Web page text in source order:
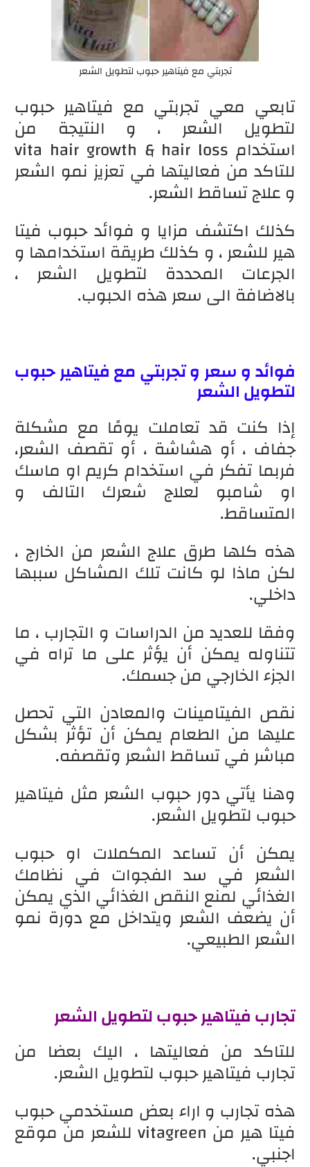
تجربتي مع فيتاهير حبوب لتطويل الشعر
تابعي معي تجربتي مع فيتاهير حبوب
لتطويل الشعر ، و النتيجة من
استخدام vita hair growth & hair loss
للتاكد من فعاليتها في تعزيز نمو الشعر
و علاج تساقط الشعر.
كذلك اكتشف مزايا و فوائد حبوب فيتا
هير للشعر ، و كذلك طريقة استخدامها و
الجرعات المحددة لتطويل الشعر ،
بالاضافة الى سعر هذه الحبوب.
فوائد و سعر وتجربتي مع فيتاهير حبوب
لتطويل الشعر
إذا كنت قد تعاملت يومًا مع مشكلة
جفاف ، أو هشاشة ، أو تقصف الشعر،
فربما تفكر في استخدام كريم او ماسك
او شامبو لعلاج شعرك التالف و
المتساقط.
هذه كلها طرق علاج الشعر من الخارج ،
لكن ماذا لو كانت تلك المشاكل سببها
داخلي.
وفقا للعديد من الدراسات و التجارب ، ما
تتناوله يمكن أن يؤثر على ما تراه في
الجزء الخارجي من جسمك.
نقص الفيتامينات والمعادن التي تحصل
عليها من الطعام يمكن أن تؤثر بشكل
مباشر في تساقط الشعر وتقصفه.
وهنا يأتي دور حبوب الشعر مثل فيتاهير
حبوب لتطويل الشعر.
يمكن أن تساعد المكملات او حبوب
الشعر في سد الفجوات في نظامك
الغذائي لمنع النقص الغذائي الذي يمكن
أن يضعف الشعر ويتداخل مع دورة نمو
الشعر الطبيعي.
تجارب فيتاهير حبوب لتطويل الشعر
للتاكد من فعاليتها ، اليك بعضا من
تجارب فيتاهير حبوب لتطويل الشعر.
هذه تجارب و اراء بعض مستخدمي حبوب
فيتا هير من vitagreen للشعر من موقع
اجنبي.